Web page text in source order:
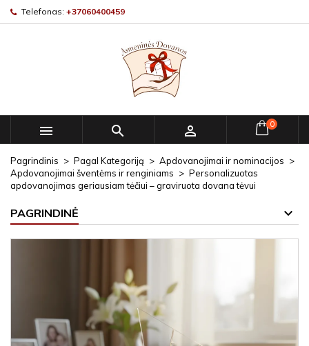
Telefonas: +37060400459
   0
Pagrindinis Pagal Kategoriją
Apdovanojimai ir nominacijos
Apdovanojimai šventėms ir renginiams
Personalizuotas
apdovanojimas geriausiam tėčiui – graviruota dovana tėvui
PAGRINDINĖ